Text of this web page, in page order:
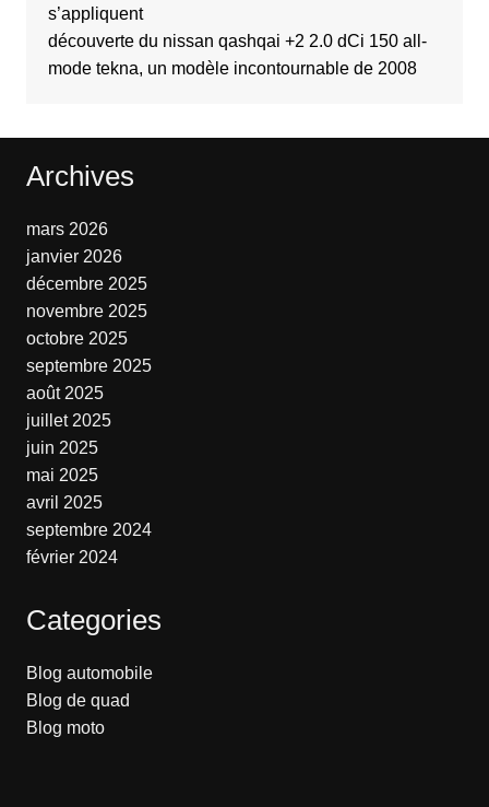
s’appliquent
découverte du nissan qashqai +2 2.0 dCi 150 all-
mode tekna, un modèle incontournable de 2008
Archives
mars 2026
janvier 2026
décembre 2025
novembre 2025
octobre 2025
septembre 2025
août 2025
juillet 2025
juin 2025
mai 2025
avril 2025
septembre 2024
février 2024
Categories
Blog automobile
Blog de quad
Blog moto